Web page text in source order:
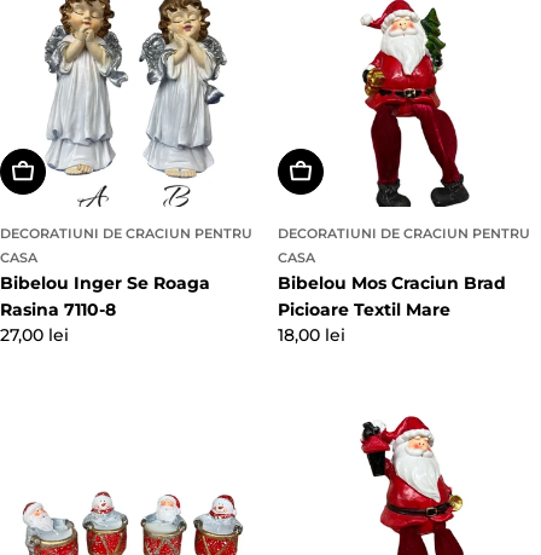
Alegeți Opțiunile
DECORATIUNI DE CRACIUN PENTRU
CASA
Bibelou Inger Se Roaga
Rasina 7110-8
Preț
27,00 lei
Adaugă In Coş
DECORATIUNI DE CRACIUN PENTRU
CASA
Bibelou Mos Craciun Brad
Picioare Textil Mare
Preț
18,00 lei